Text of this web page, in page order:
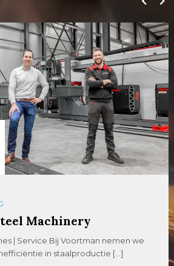
Machinery
| Service Bij Voortman nemen we
in staalproductie […]